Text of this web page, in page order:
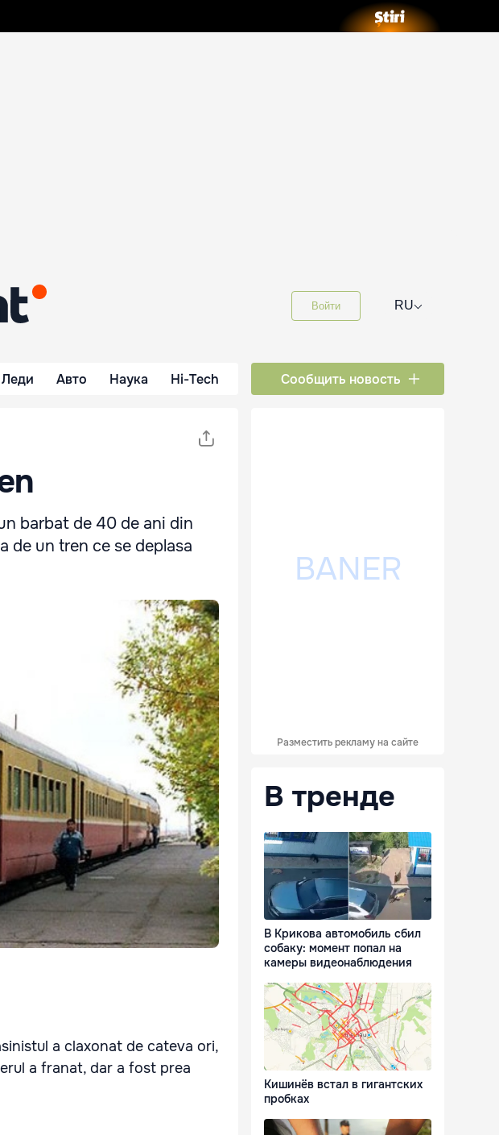
Войти RU⌵
Леди Авто Наука Hi-Tech Сообщить новость
barbat de 40 de ani din
de un tren ce se deplasa
a claxonat de cateva ori,
a franat, dar a fost prea
Разместить рекламу на сайте
В тренде
В Крикова автомобиль сбил
собаку: момент попал на
камеры видеонаблюдения
Кишинёв встал в гигантских
пробках